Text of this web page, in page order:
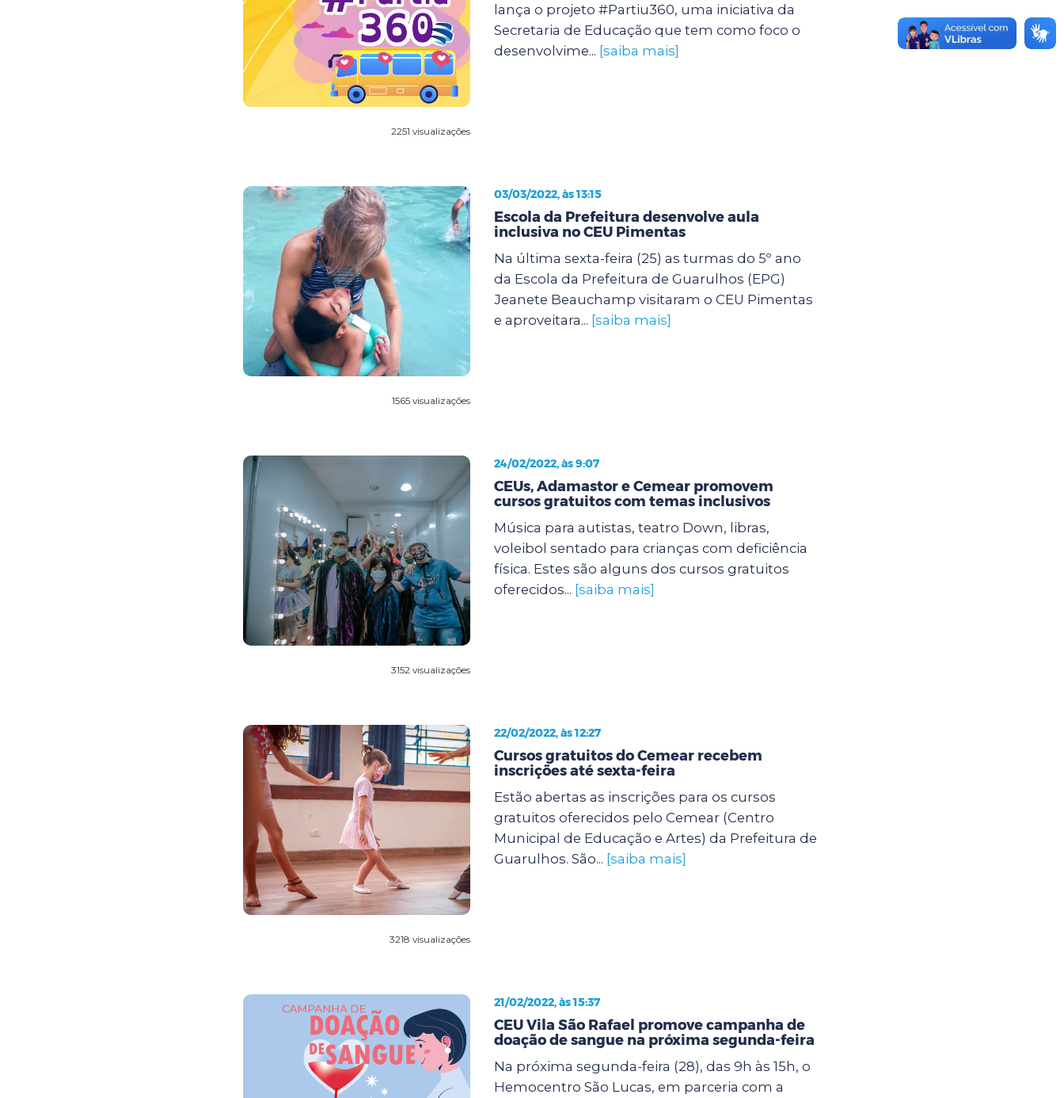
2251 visualizações
lança o projeto #Partiu360, uma iniciativa da
Secretaria de Educação que tem como foco o
desenvolvime... [saiba mais]
1565 visualizações
03/03/2022, às 13:15
Escola da Prefeitura desenvolve aula
inclusiva no CEU Pimentas
Na última sexta-feira (25) as turmas do 5º ano
da Escola da Prefeitura de Guarulhos (EPG)
Jeanete Beauchamp visitaram o CEU Pimentas
e aproveitara... [saiba mais]
3152 visualizações
24/02/2022, às 9:07
CEUs, Adamastor e Cemear promovem
cursos gratuitos com temas inclusivos
Música para autistas, teatro Down, libras,
voleibol sentado para crianças com deficiência
física. Estes são alguns dos cursos gratuitos
oferecidos... [saiba mais]
3218 visualizações
22/02/2022, às 12:27
Cursos gratuitos do Cemear recebem
inscrições até sexta-feira
Estão abertas as inscrições para os cursos
gratuitos oferecidos pelo Cemear (Centro
Municipal de Educação e Artes) da Prefeitura de
Guarulhos. São... [saiba mais]
21/02/2022, às 15:37
CEU Vila São Rafael promove campanha de
doação de sangue na próxima segunda-feira
Na próxima segunda-feira (28), das 9h às 15h, o
Hemocentro São Lucas, em parceria com a